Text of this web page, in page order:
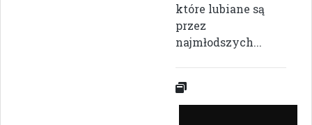
które lubiane są
przez
najmłodszych...